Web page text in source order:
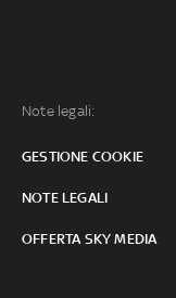
Note legali:
GESTIONE COOKIE
NOTE LEGALI
OFFERTA SKY MEDIA